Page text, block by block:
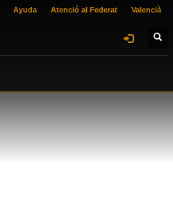
Ayuda Atenció al Federat Valencià